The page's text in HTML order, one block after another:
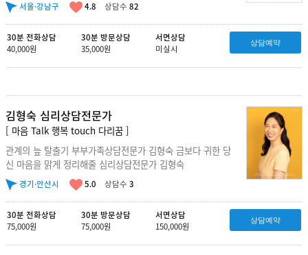
서울·강남구 4.8 상담수 82
30분 전화상담
40,000원
30분 방문상담
35,000원
서면상담
미실시
상담예약
김형숙 심리상담전문가
[ 마음 Talk 행복 touch 다리꿈 ]
관계의 늪 탈출기 부부가족상담전문가 김형숙 금보다 귀한 당
신 마음을 맑게 정리해줄 심리상담전문가 김형숙
경기·안산시 5.0 상담수 3
30분 전화상담
75,000원
30분 방문상담
75,000원
서면상담
150,000원
상담예약